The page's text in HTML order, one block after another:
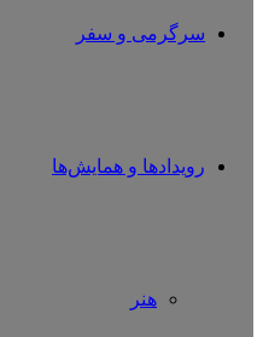
سرگرمی و سفر
رویدادها و همایش‌ها
هنر